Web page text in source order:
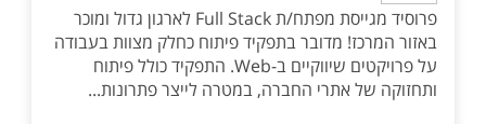
פרוסיד מגייסת מפתח/ת Full Stack לארגון גדול ומוכר
באזור המרכז! מדובר בתפקיד פיתוח כחלק מצוות בעבודה
על פרויקטים שיווקיים ב-Web. התפקיד כולל פיתוח
ותחזוקה של אתרי החברה, במטרה לייצר פתרונות...